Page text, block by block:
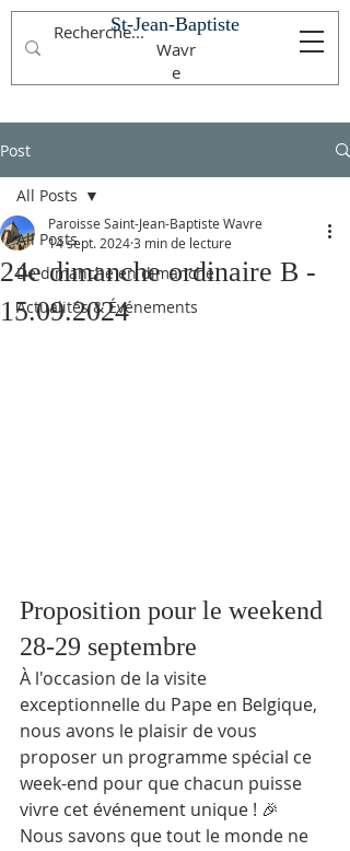
St-Jean-Baptiste
Wavr
e
Post
All Posts
De dimanche en dimanche
Actualités & Événements
All Posts
24e dimanche ordinaire B -
15.09.2024
Paroisse Saint-Jean-Baptiste Wavre
14 sept. 20243 min de lecture
Proposition pour le weekend
28-29 septembre
À l'occasion de la visite
exceptionnelle du Pape en Belgique,
nous avons le plaisir de vous
proposer un programme spécial ce
week-end pour que chacun puisse
vivre cet événement unique ! 🎉
Nous savons que tout le monde ne